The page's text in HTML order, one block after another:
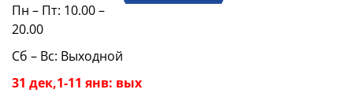
Пн – Пт: 10.00 –
20.00
Сб – Вс: Выходной
31 дек,1-11 янв: вых